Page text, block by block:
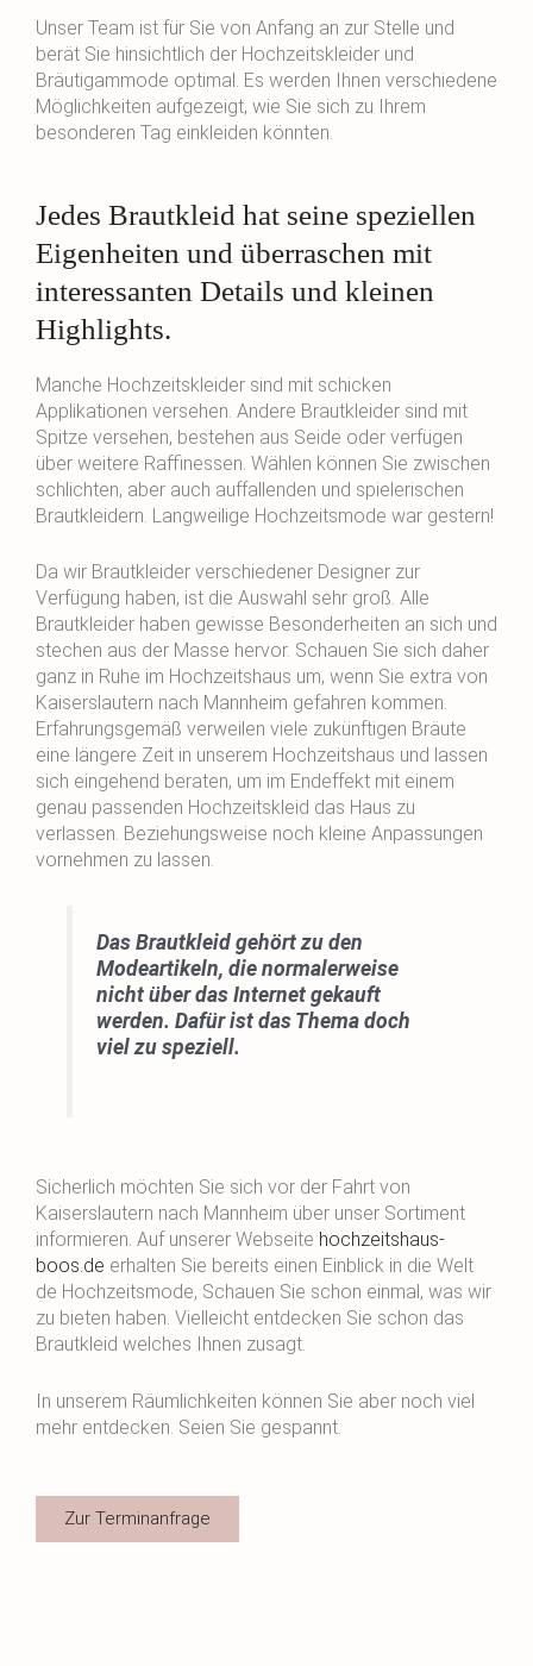
Unser Team ist für Sie von Anfang an zur Stelle und
berät Sie hinsichtlich der Hochzeitskleider und
Bräutigammode optimal. Es werden Ihnen verschiedene
Möglichkeiten aufgezeigt, wie Sie sich zu Ihrem
besonderen Tag einkleiden könnten.
Jedes Brautkleid hat seine speziellen
Eigenheiten und überraschen mit
interessanten Details und kleinen
Highlights.
Manche Hochzeitskleider sind mit schicken
Applikationen versehen. Andere Brautkleider sind mit
Spitze versehen, bestehen aus Seide oder verfügen
über weitere Raffinessen. Wählen können Sie zwischen
schlichten, aber auch auffallenden und spielerischen
Brautkleidern. Langweilige Hochzeitsmode war gestern!
Da wir Brautkleider verschiedener Designer zur
Verfügung haben, ist die Auswahl sehr groß. Alle
Brautkleider haben gewisse Besonderheiten an sich und
stechen aus der Masse hervor. Schauen Sie sich daher
ganz in Ruhe im Hochzeitshaus um, wenn Sie extra von
Kaiserslautern nach Mannheim gefahren kommen.
Erfahrungsgemäß verweilen viele zukünftigen Bräute
eine längere Zeit in unserem Hochzeitshaus und lassen
sich eingehend beraten, um im Endeffekt mit einem
genau passenden Hochzeitskleid das Haus zu
verlassen. Beziehungsweise noch kleine Anpassungen
vornehmen zu lassen.
Das Brautkleid gehört zu den
Modeartikeln, die normalerweise
nicht über das Internet gekauft
werden. Dafür ist das Thema doch
viel zu speziell.
Sicherlich möchten Sie sich vor der Fahrt von
Kaiserslautern nach Mannheim über unser Sortiment
informieren. Auf unserer Webseite hochzeitshaus-
boos.de erhalten Sie bereits einen Einblick in die Welt
de Hochzeitsmode, Schauen Sie schon einmal, was wir
zu bieten haben. Vielleicht entdecken Sie schon das
Brautkleid welches Ihnen zusagt.
In unserem Räumlichkeiten können Sie aber noch viel
mehr entdecken. Seien Sie gespannt.
Zur Terminanfrage